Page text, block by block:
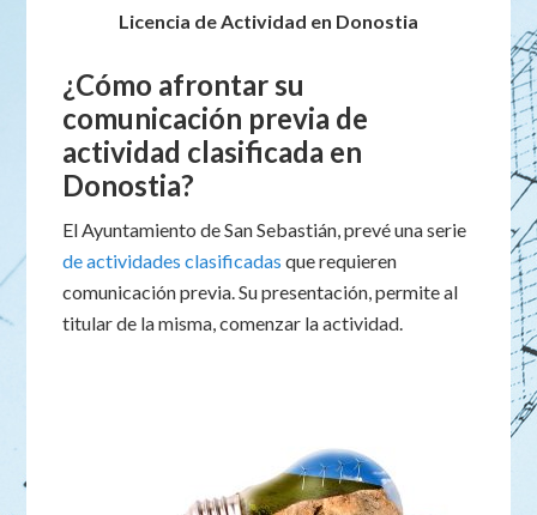
Licencia de Actividad en Donostia
¿Cómo afrontar su
comunicación previa de
actividad clasificada en
Donostia?
El Ayuntamiento de San Sebastián, prevé una serie
de actividades clasificadas que requieren
comunicación previa. Su presentación, permite al
titular de la misma, comenzar la actividad.